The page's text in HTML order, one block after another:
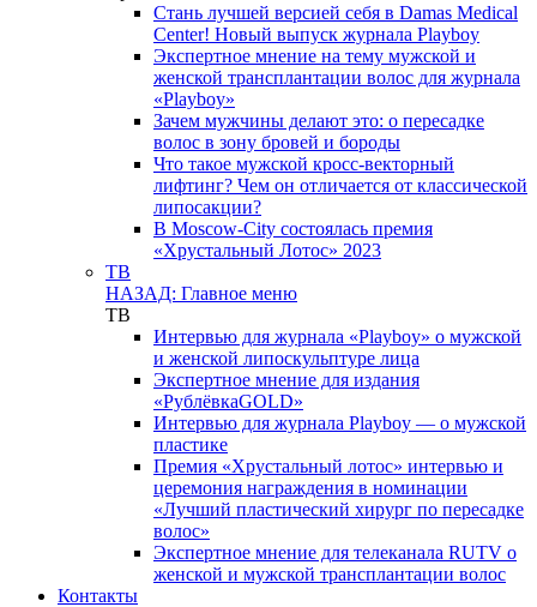
Стань лучшей версией себя в Damas Medical
Center! Новый выпуск журнала Playboy
Экспертное мнение на тему мужской и
женской трансплантации волос для журнала
«Playboy»
Зачем мужчины делают это: о пересадке
волос в зону бровей и бороды
Что такое мужской кросс-векторный
лифтинг? Чем он отличается от классической
липосакции?
В Moscow-City состоялась премия
«Хрустальный Лотос» 2023
ТВ
НАЗАД: Главное меню
ТВ
Интервью для журнала «Playboy» о мужской
и женской липоскульптуре лица
Экспертное мнение для издания
«РублёвкаGOLD»
Интервью для журнала Playboy — о мужской
пластике
Премия «Хрустальный лотос» интервью и
церемония награждения в номинации
«Лучший пластический хирург по пересадке
волос»
Экспертное мнение для телеканала RUTV о
женской и мужской трансплантации волос
Контакты